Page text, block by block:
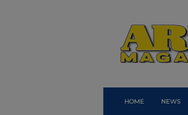
Armi
Magazine
HOME NEWS